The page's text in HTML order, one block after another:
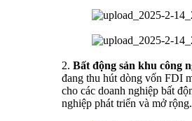
2. Bất động sản khu công
đang thu hút dòng vốn FDI
cho các doanh nghiệp bất
nghiệp phát triển và mở rộng.